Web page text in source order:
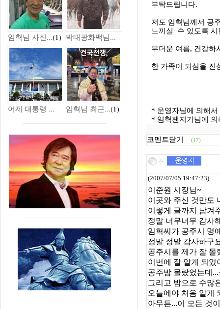
임혁님 사진...(1) 박태광화백님...
어제 대통령 ... 임혁님 최근...(1)
부탁드립니다.
저도 임혁님께서 공
느끼실 수 있도록
무더운 여름, 건강하
한 가족이 되심을 진
* 운영자님에 의해서
* 임혁팬지기님에 의
코멘트닫기 (17)
(2007/07/05 19:47:23)
이준원 시장님~
이곳와 주신 것만도
이렇게 글까지 남겨
정말 너무너무 감사
임혁씨가 공주시 명
정말 정말 감사하구
공주시를 제가 잘 몰
이번에 잘 알게 되었
공주밤 몰랐었는데
그리고 밤으로 수많
오늘에야 처음 알게
아무튼...이 모든 것